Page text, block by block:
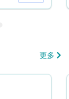
更多